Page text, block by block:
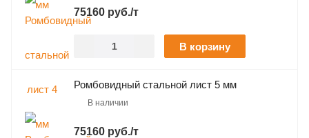
75160 руб./т
В корзину
Ромбовидный стальной лист 5 мм
В наличии
75160 руб./т